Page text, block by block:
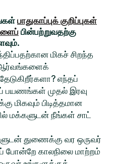
பாதுகாப்புக் குறிப்புகள்
பின்பற்றுவதற்கு
மிகச் சிறந்த
ஆர்வங்களைக்
எந்தப்
பயணங்கள் முதல் இரவு
மிகவும் பிடித்தமான
மக்களுடன் நீங்கள் சாட்
துணைக்கு வர ஒருவர்
போன்றே காலநிலை மாற்றம்